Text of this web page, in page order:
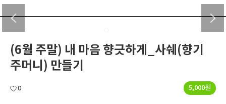
(6월 주말) 내 마음 향긋하게_사쉐(향기
주머니) 만들기
0 5,000원